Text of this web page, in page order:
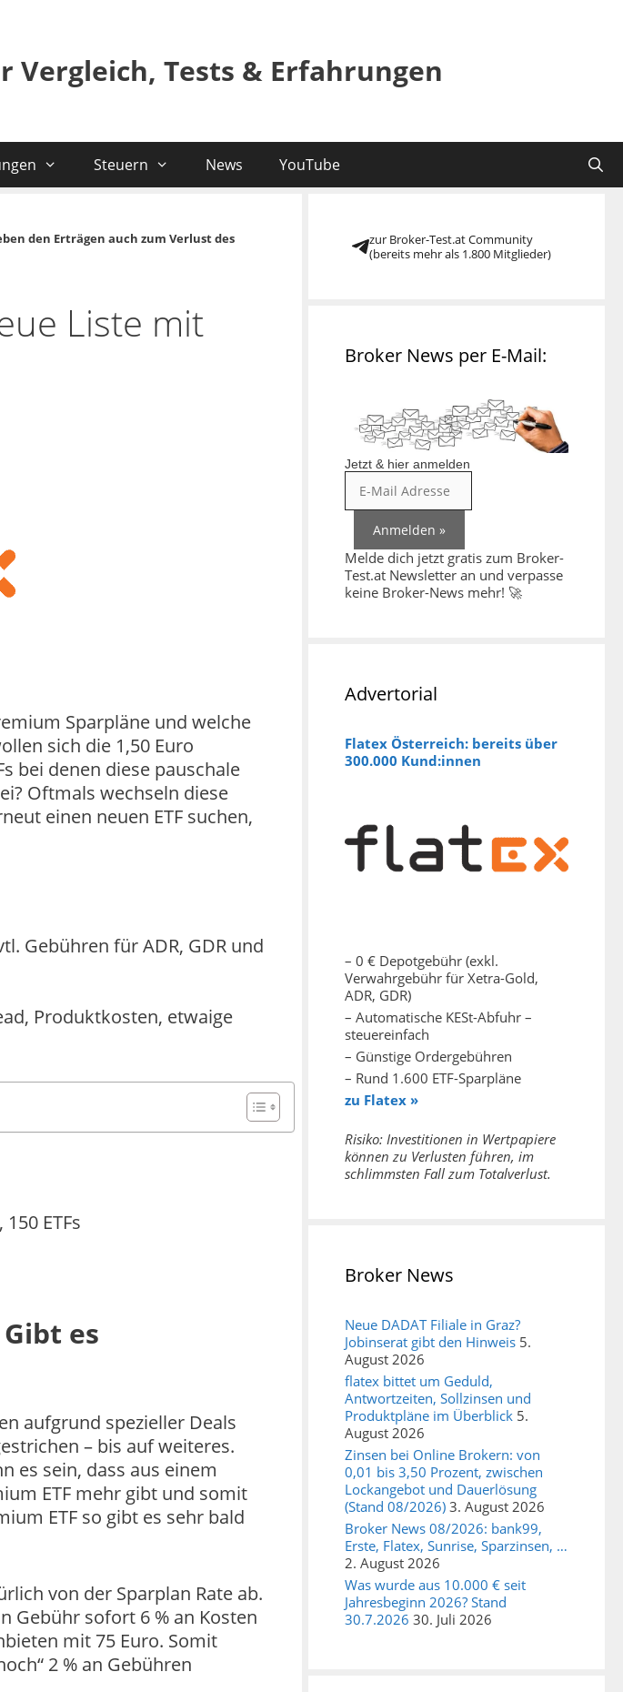
Vergleich, Tests & Erfahrungen
Steuern News YouTube
den Erträgen auch zum Verlust des
Liste mit
Sparpläne und welche
sich die 1,50 Euro
bei denen diese pauschale
Oftmals wechseln diese
einen neuen ETF suchen,
Gebühren für ADR, GDR und
Produktkosten, etwaige
ETFs
es
aufgrund spezieller Deals
– bis auf weiteres.
es sein, dass aus einem
ETF mehr gibt und somit
ETF so gibt es sehr bald
von der Sparplan Rate ab.
Gebühr sofort 6 % an Kosten
mit 75 Euro. Somit
2 % an Gebühren
zur Broker-Test.at Community
(bereits mehr als 1.800 Mitglieder)
Broker News per E-Mail:
Jetzt & hier anmelden
Melde dich jetzt gratis zum Broker-
Test.at Newsletter an und verpasse
keine Broker-News mehr! 🚀
Advertorial
Flatex Österreich: bereits über
300.000 Kund:innen
– 0 € Depotgebühr (exkl.
Verwahrgebühr für Xetra-Gold,
ADR, GDR)
– Automatische KESt-Abfuhr –
steuereinfach
– Günstige Ordergebühren
– Rund 1.600 ETF-Sparpläne
zu Flatex »
Risiko: Investitionen in Wertpapiere
können zu Verlusten führen, im
schlimmsten Fall zum Totalverlust.
Broker News
Neue DADAT Filiale in Graz?
Jobinserat gibt den Hinweis 5.
August 2026
flatex bittet um Geduld,
Antwortzeiten, Sollzinsen und
Produktpläne im Überblick 5.
August 2026
Zinsen bei Online Brokern: von
0,01 bis 3,50 Prozent, zwischen
Lockangebot und Dauerlösung
(Stand 08/2026) 3. August 2026
Broker News 08/2026: bank99,
Erste, Flatex, Sunrise, Sparzinsen, …
2. August 2026
Was wurde aus 10.000 € seit
Jahresbeginn 2026? Stand
30.7.2026 30. Juli 2026